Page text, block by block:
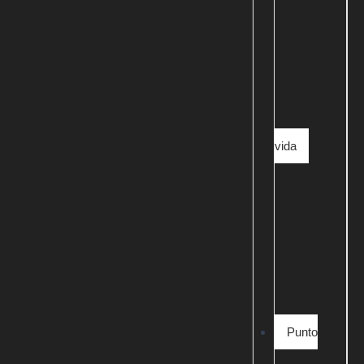
vida
Punto